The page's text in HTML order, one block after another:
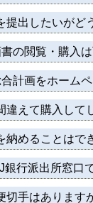
提出したいがど
の閲覧・購入は
計画をホーム
違えて購入して
納めることはで
行派出所窓口
切手はあります